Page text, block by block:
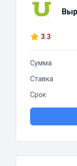
3.3
Сумма
Ставка
Срок